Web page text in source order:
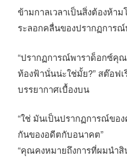
ข้ามกาลเวลาเป็นสิ่งต้องห้า
ระลอกคลื่นของปรากฏการณ์
“ปรากฏการณ์พาราด็อกซ์คุ
ท้องฟ้านั่นน่ะใช่มั้ย?” สต๊อฟ
บรรยากาศเบื้องบน
“ใช่ มันเป็นปรากฏการณ์ขอ
กันของอดีตกับอนาคต”
“คุณคงหมายถึงการที่ผมนำ